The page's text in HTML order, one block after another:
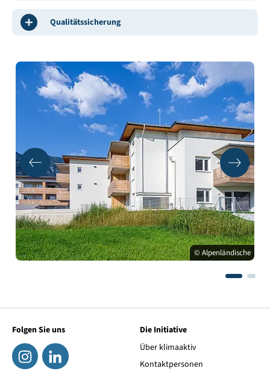
Qualitätssicherung
© Alpenländische
Folgen Sie uns
Die Initiative
Über klimaaktiv
Kontaktpersonen